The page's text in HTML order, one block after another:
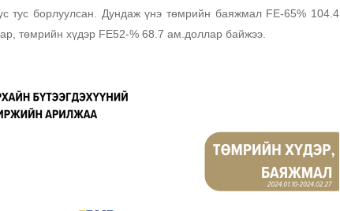
тус борлуулсан. Дундаж үнэ төмрийн баяжмал FE-65% 104.4
төмрийн хүдэр FE52-% 68.7 ам.доллар байжээ.